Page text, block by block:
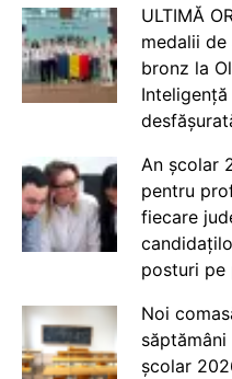
ULTIMĂ
medalii
bronz la
An școlar
pentru
fiecare
posturi pe
Noi
școlar